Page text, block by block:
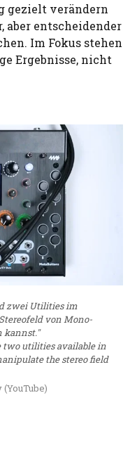
gezielt verändern
aber entscheidender
Im Fokus stehen
Ergebnisse, nicht
zwei Utilities im
von Mono-
kannst."
two utilities available in
the stereo field